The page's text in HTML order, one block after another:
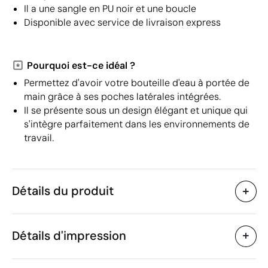
Il a une sangle en PU noir et une boucle
Disponible avec service de livraison express
Pourquoi est-ce idéal ?
Permettez d'avoir votre bouteille d'eau à portée de
main grâce à ses poches latérales intégrées.
Il se présente sous un design élégant et unique qui
s'intègre parfaitement dans les environnements de
travail.
Détails du produit
Caractéristiques
Code du produit
Détails d'impression